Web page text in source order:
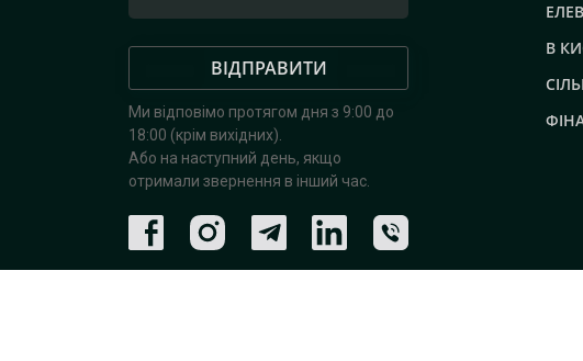
ВІДПРАВИТИ
Ми відповімо протягом дня з 9:00 до
18:00 (крім вихідних).
Або на наступний день, якщо
отримали звернення в інший час.
В